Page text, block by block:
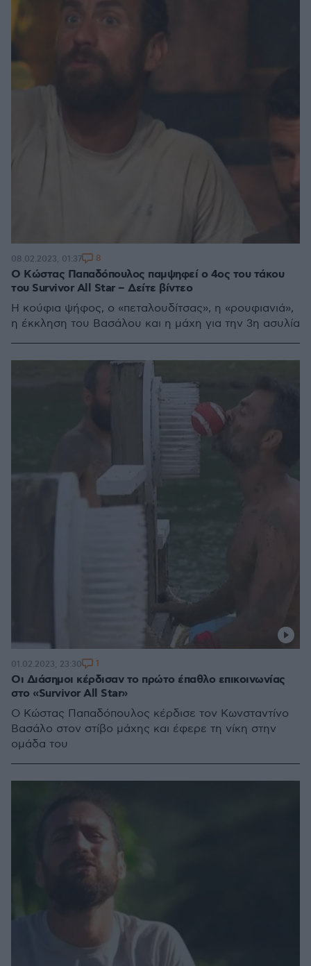
Ο Κώστας Παπαδόπουλος παμψηφεί ο 4ος του τάκου
του Survivor All Star – Δείτε βίντεο
Η κούφια ψήφος, ο «πεταλουδίτσας», η «ρουφιανιά»,
η έκκληση του Βασάλου και η μάχη για την 3η ασυλία
08.02.2023, 01:37 8
Οι Διάσημοι κέρδισαν το πρώτο έπαθλο επικοινωνίας
στο «Survivor All Star»
Ο Κώστας Παπαδόπουλος κέρδισε τον Κωνσταντίνο
Βασάλο στον στίβο μάχης και έφερε τη νίκη στην
ομάδα του
01.02.2023, 23:30 1